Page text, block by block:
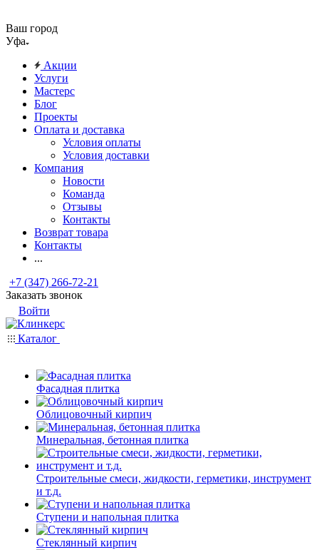
Ваш город
Уфа
Акции
Услуги
Мастерс
Блог
Проекты
Оплата и доставка
Условия оплаты
Условия доставки
Компания
Новости
Команда
Отзывы
Контакты
Возврат товара
Контакты
...
+7 (347) 266-72-21
Заказать звонок
Войти
Каталог
Фасадная плитка
Облицовочный кирпич
Минеральная, бетонная плитка
Строительные смеси, жидкости, герметики, инструмент
и т.д.
Ступени и напольная плитка
Cтеклянный кирпич